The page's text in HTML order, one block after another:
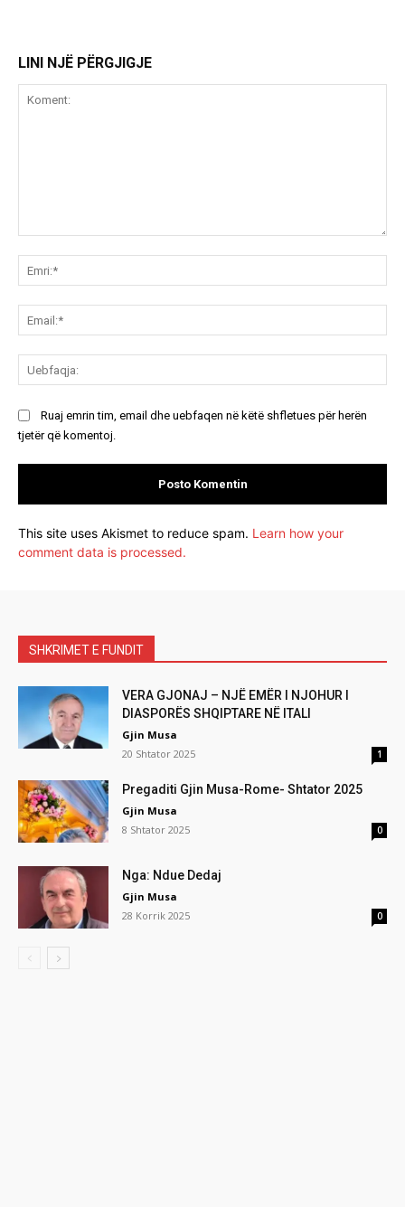
LINI NJË PËRGJIGJE
Ruaj emrin tim, email dhe uebfaqen në këtë shfletues për herën
tjetër që komentoj.
This site uses Akismet to reduce spam. Learn how your
comment data is processed.
SHKRIMET E FUNDIT
VERA GJONAJ – NJË EMËR I NJOHUR I
DIASPORËS SHQIPTARE NË ITALI
Gjin Musa
20 Shtator 2025
1
Pregaditi Gjin Musa-Rome- Shtator 2025
Gjin Musa
8 Shtator 2025
0
Nga: Ndue Dedaj
Gjin Musa
28 Korrik 2025
0